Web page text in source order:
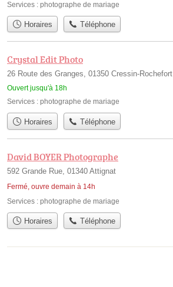
Services : photographe de mariage
Horaires Téléphone
Crystal Edit Photo
26 Route des Granges, 01350 Cressin-Rochefort
Ouvert jusqu'à 18h
Services : photographe de mariage
Horaires Téléphone
David BOYER Photographe
592 Grande Rue, 01340 Attignat
Fermé, ouvre demain à 14h
Services : photographe de mariage
Horaires Téléphone